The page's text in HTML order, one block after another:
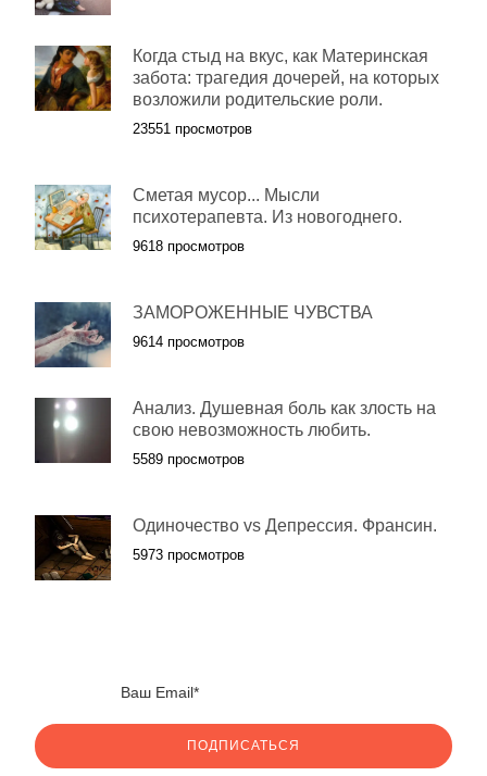
Когда стыд на вкус, как Материнская
забота: трагедия дочерей, на которых
возложили родительские роли.
23551 просмотров
Сметая мусор... Мысли
психотерапевта. Из новогоднего.
9618 просмотров
ЗАМОРОЖЕННЫЕ ЧУВСТВА
9614 просмотров
Анализ. Душевная боль как злость на
свою невозможность любить.
5589 просмотров
Одиночество vs Депрессия. Франсин.
5973 просмотров
ПОДПИСАТЬСЯ